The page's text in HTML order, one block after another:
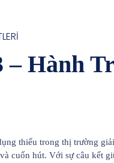
– Hành
thiếu trong thị trường
cuốn hút. Với sự câu kết